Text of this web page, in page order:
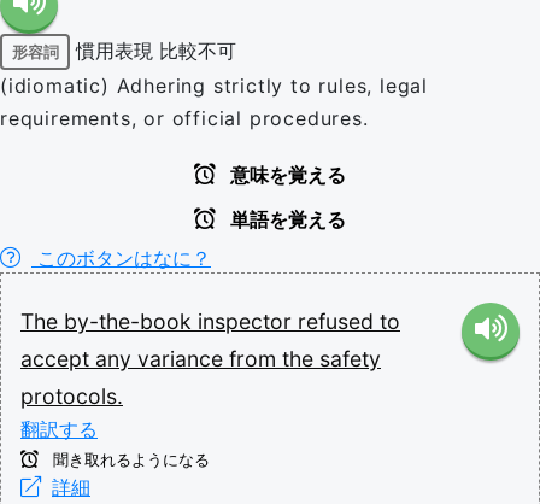
形容詞 慣用表現 比較不可
(idiomatic) Adhering strictly to rules, legal
requirements, or official procedures.
意味を覚える
単語を覚える
このボタンはなに？
The by-the-book inspector refused to
accept any variance from the safety
protocols.
翻訳する
聞き取れるようになる
詳細